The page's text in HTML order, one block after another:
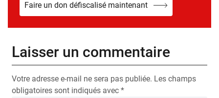
Faire un don défiscalisé maintenant
Laisser un commentaire
Votre adresse e-mail ne sera pas publiée. Les champs
obligatoires sont indiqués avec *